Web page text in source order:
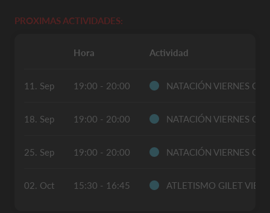
PROXIMAS ACTIVIDADES:
Hora Actividad
11. Sep 19:00 - 20:00 NATACIÓN VIERNES
18. Sep 19:00 - 20:00 NATACIÓN VIERNES
25. Sep 19:00 - 20:00 NATACIÓN VIERNES
02. Oct 15:30 - 16:45 ATLETISMO GILET